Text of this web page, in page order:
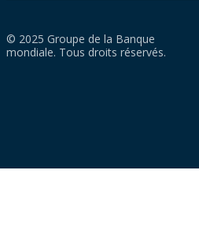
© 2025 Groupe de la Banque
mondiale. Tous droits réservés.